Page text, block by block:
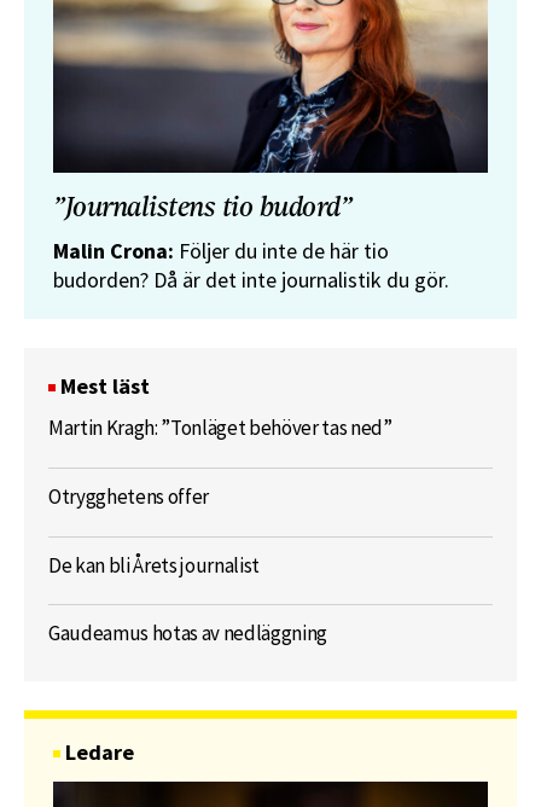
”Journalistens tio budord”
Malin Crona: Följer du inte de här tio
budorden? Då är det inte journalistik du gör.
Mest läst
Martin Kragh: ”Tonläget behöver tas ned”
Otrygghetens offer
De kan bli Årets journalist
Gaudeamus hotas av nedläggning
Ledare